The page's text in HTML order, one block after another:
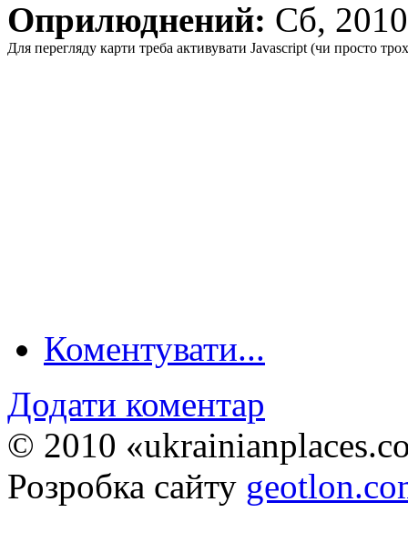
Оприлюднений: Сб,
Для перегляду карти треба активувати Javascript (чи просто
Коментувати...
Додати коментар
© 2010
Розробка сайту